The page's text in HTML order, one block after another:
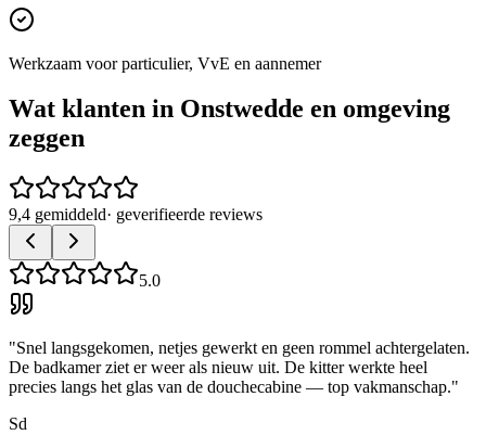
Werkzaam voor particulier, VvE en aannemer
Wat klanten in Onstwedde en omgeving
zeggen
9,4 gemiddeld· geverifieerde reviews
5.0
"Snel langsgekomen, netjes gewerkt en geen rommel achtergelaten.
De badkamer ziet er weer als nieuw uit. De kitter werkte heel
precies langs het glas van de douchecabine — top vakmanschap."
Sd